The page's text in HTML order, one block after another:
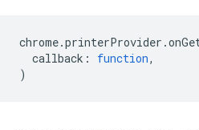
chrome.printerProvider .
callback : function,
)